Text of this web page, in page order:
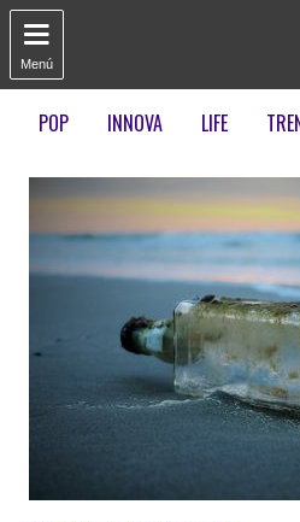

Menú
POP INNOVA LIFE